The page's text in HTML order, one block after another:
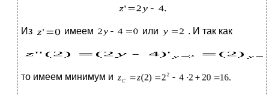
Из имеем или . И так как
то имеем минимум и